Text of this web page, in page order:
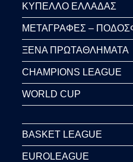
ΚΥΠΕΛΛΟ ΕΛΛΑΔΑΣ
ΜΕΤΑΓΡΑΦΕΣ –
ΞΕΝΑ ΠΡΩΤΑΘΛΗΜΑΤΑ
CHAMPIONS LEAGUE
WORLD CUP
BASKET LEAGUE
EUROLEAGUE